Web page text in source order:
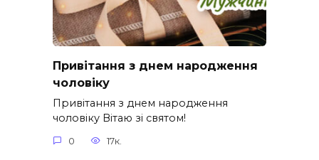
Привітання з днем народження
чоловіку
Привітання з днем народження
чоловіку Вітаю зі святом!
0 17к.